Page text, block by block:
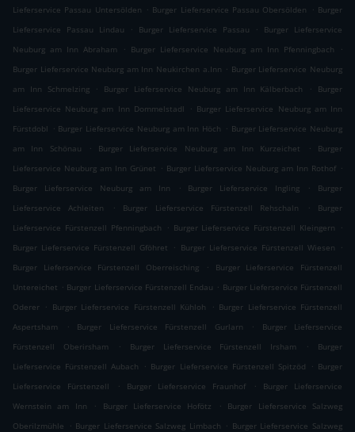
Lieferservice Passau Untersölden . Burger Lieferservice Passau Obersölden . Burger
Lieferservice Passau Lindau
. Burger Lieferservice Passau .
Burger Lieferservice
Neuburg am Inn Abraham
. Burger Lieferservice Neuburg am Inn Pfenningbach
.
Burger Lieferservice Neuburg am Inn Neukirchen a.Inn . Burger Lieferservice Neuburg
am Inn Schmelzing
. Burger Lieferservice Neuburg am Inn Kälberbach .
Burger
Lieferservice Neuburg am Inn Dommelstadl
. Burger Lieferservice Neuburg am Inn
Fürstdobl . Burger Lieferservice Neuburg am Inn Höch . Burger Lieferservice Neuburg
am Inn Schönau
. Burger Lieferservice Neuburg am Inn Kurzeichet .
Burger
Lieferservice Neuburg am Inn Grünet . Burger Lieferservice Neuburg am Inn Rothof .
Burger Lieferservice Neuburg am Inn
. Burger Lieferservice Ingling .
Burger
Lieferservice Achleiten
. Burger Lieferservice Fürstenzell Rehschaln .
Burger
Lieferservice Fürstenzell Pfenningbach
. Burger Lieferservice Fürstenzell Kleingern
.
Burger Lieferservice Fürstenzell Gföhret
. Burger Lieferservice Fürstenzell Wiesen
.
Burger Lieferservice Fürstenzell Oberreisching
.
Burger Lieferservice Fürstenzell
Untereichet . Burger Lieferservice Fürstenzell Endau . Burger Lieferservice Fürstenzell
Oderer . Burger Lieferservice Fürstenzell Kühloh . Burger Lieferservice Fürstenzell
Aspertsham
. Burger Lieferservice Fürstenzell Gurlarn .
Burger Lieferservice
Fürstenzell Oberirsham
. Burger Lieferservice Fürstenzell Irsham .
Burger
Lieferservice Fürstenzell Aubach
. Burger Lieferservice Fürstenzell Spitzöd . Burger
Lieferservice Fürstenzell
. Burger Lieferservice Fraunhof .
Burger Lieferservice
Wernstein am Inn
. Burger Lieferservice Hofötz .
Burger Lieferservice Salzweg
Oberilzmühle
. Burger Lieferservice Salzweg Limbach . Burger Lieferservice Salzweg